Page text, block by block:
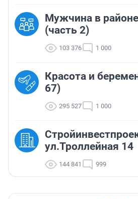
Мужчина в
(часть 2)
103 376 1 000
Красота и
67)
295 527 1 000
ул.Троллейная 14
144 841 999